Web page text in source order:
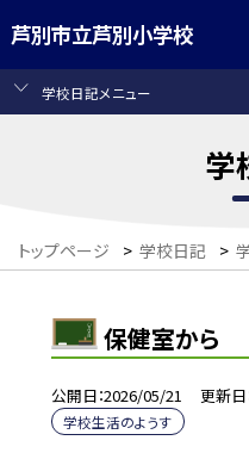
芦別市立芦別小学校
学校日記メニュー
学
トップページ > 学校日記 >
保健室から
公開日 2026/05/21 更新日
学校生活のようす